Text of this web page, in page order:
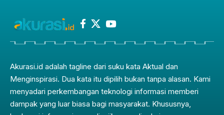
Akurasi.id adalah tagline dari suku kata Aktual dan
Menginspirasi. Dua kata itu dipilih bukan tanpa alasan. Kami
menyadari perkembangan teknologi informasi memberi
dampak yang luar biasa bagi masyarakat. Khususnya,